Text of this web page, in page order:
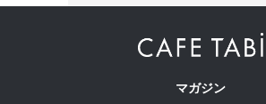
マガジン